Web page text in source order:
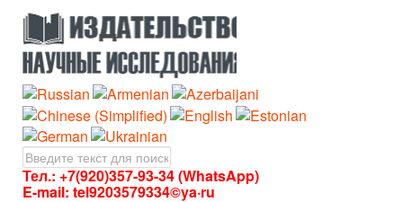
Тел.: +7(920)357-93-34 (WhatsApp)
E-mail: tel9203579334©ya·ru